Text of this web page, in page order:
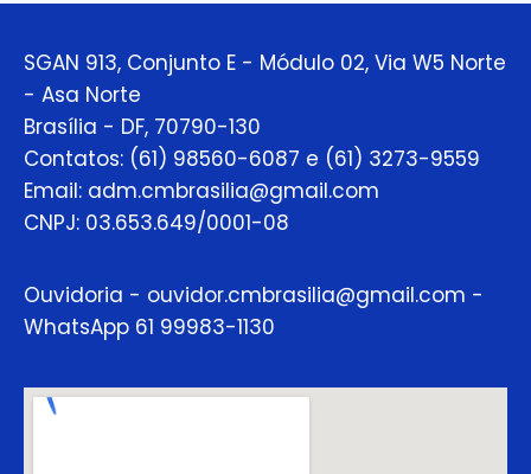
SGAN 913, Conjunto E - Módulo 02, Via W5 Norte
- Asa Norte
Brasília - DF, 70790-130
Contatos: (61) 98560-6087 e (61) 3273-9559
Email: adm.cmbrasilia@gmail.com
CNPJ: 03.653.649/0001-08
Ouvidoria - ouvidor.cmbrasilia@gmail.com -
WhatsApp 61 99983-1130